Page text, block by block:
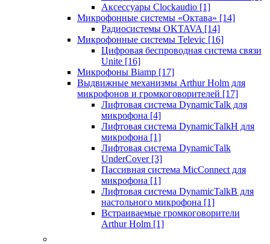
Аксессуары Clockaudio [1]
Микрофонные системы «Октава» [14]
Радиосистемы OKTAVA [14]
Микрофонные системы Televic [16]
Цифровая беспроводная система связи
Unite [16]
Микрофоны Biamp [17]
Выдвижные механизмы Arthur Holm для
микрофонов и громкоговорителей [17]
Лифтовая система DynamicTalk для
микрофона [4]
Лифтовая система DynamicTalkH для
микрофона [1]
Лифтовая система DynamicTalk
UnderCover [3]
Пассивная система MicConnect для
микрофона [1]
Лифтовая система DynamicTalkB для
настольного микрофона [1]
Встраиваемые громкоговорители
Arthur Holm [1]